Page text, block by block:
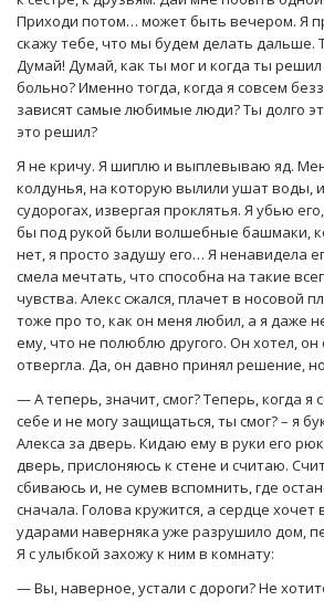
Приходи потом… может быть вечером. Я
скажу тебе, что мы будем делать дальше.
Думай! Думай, как ты мог и когда ты
больно? Именно тогда, когда я совсем
зависят самые любимые люди? Ты долго
это решил?
Я не кричу. Я шиплю и выплевываю яд.
колдунья, на которую вылили ушат воды,
судорогах, извергая проклятья. Я убью
бы под рукой были волшебные башмаки,
нет, я просто задушу его… Я ненавидела
смела мечтать, что способна на такие
чувства. Алекс сжался, плачет в носовой
тоже про то, как он меня любил, а я даже
ему, что не полюблю другого. Он хотел, он
отвергла. Да, он давно принял решение,
— А теперь, значит, смог? Теперь, когда я
себе и не могу защищаться, ты смог? – я
Алекса за дверь. Кидаю ему в руки его
дверь, прислоняюсь к стене и считаю.
сбиваюсь и, не сумев вспомнить, где
сначала. Голова кружится, а сердце
ударами наверняка уже разрушило дом,
Я с улыбкой захожу к ним в комнату:
— Вы, наверное, устали с дороги? Не